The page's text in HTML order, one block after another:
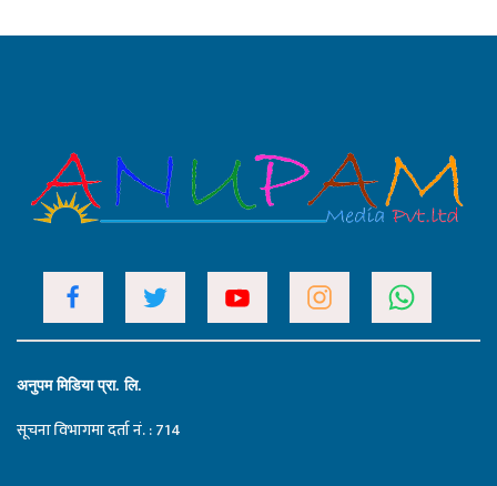
अनुपम मिडिया प्रा. लि.
सूचना विभागमा दर्ता नं. : 714